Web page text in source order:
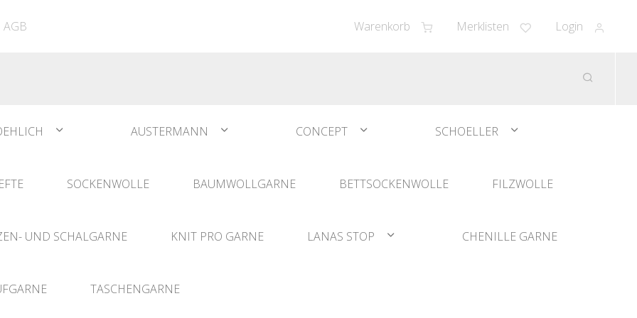
Warenkorb Merklisten Login
AGB
AUSTERMANN CONCEPT SCHOELLER
SOCKENWOLLE BAUMWOLLGARNE BETTSOCKENWOLLE FILZWOLLE
UND SCHALGARNE KNIT PRO GARNE LANAS STOP CHENILLE GARNE
TASCHENGARNE